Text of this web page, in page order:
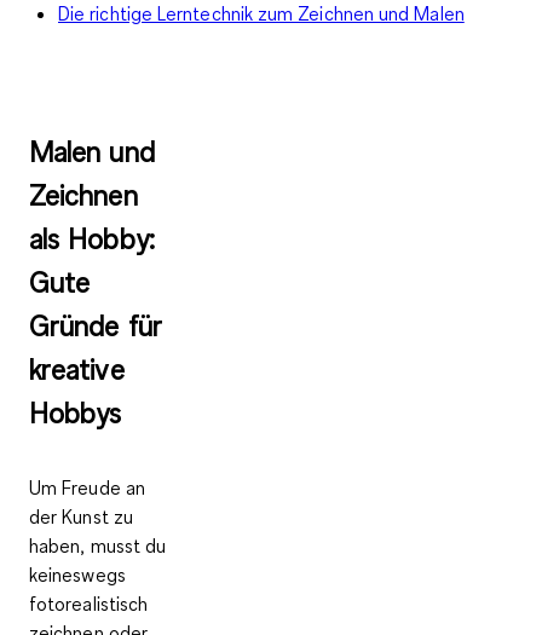
Die richtige Lerntechnik zum Zeichnen und Malen
Malen und
Zeichnen
als Hobby:
Gute
Gründe für
kreative
Hobbys
Um Freude an
der Kunst zu
haben, musst du
keineswegs
fotorealistisch